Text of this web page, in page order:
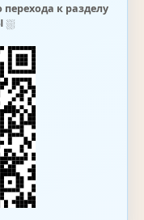
к разделу
⛆